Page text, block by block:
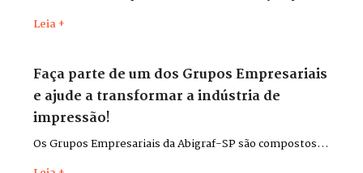
gráficas”, com o consultor José Pires de Araújo.
Leia +
Faça parte de um dos Grupos Empresariais
e ajude a transformar a indústria de
impressão!
Os Grupos Empresariais da Abigraf-SP são compostos